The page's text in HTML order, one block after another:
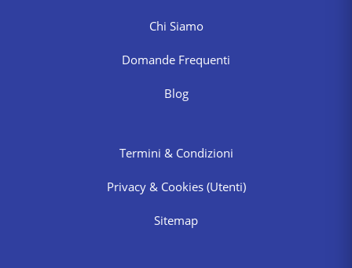
Chi Siamo
Domande Frequenti
Blog
Termini & Condizioni
Privacy & Cookies (Utenti)
Sitemap